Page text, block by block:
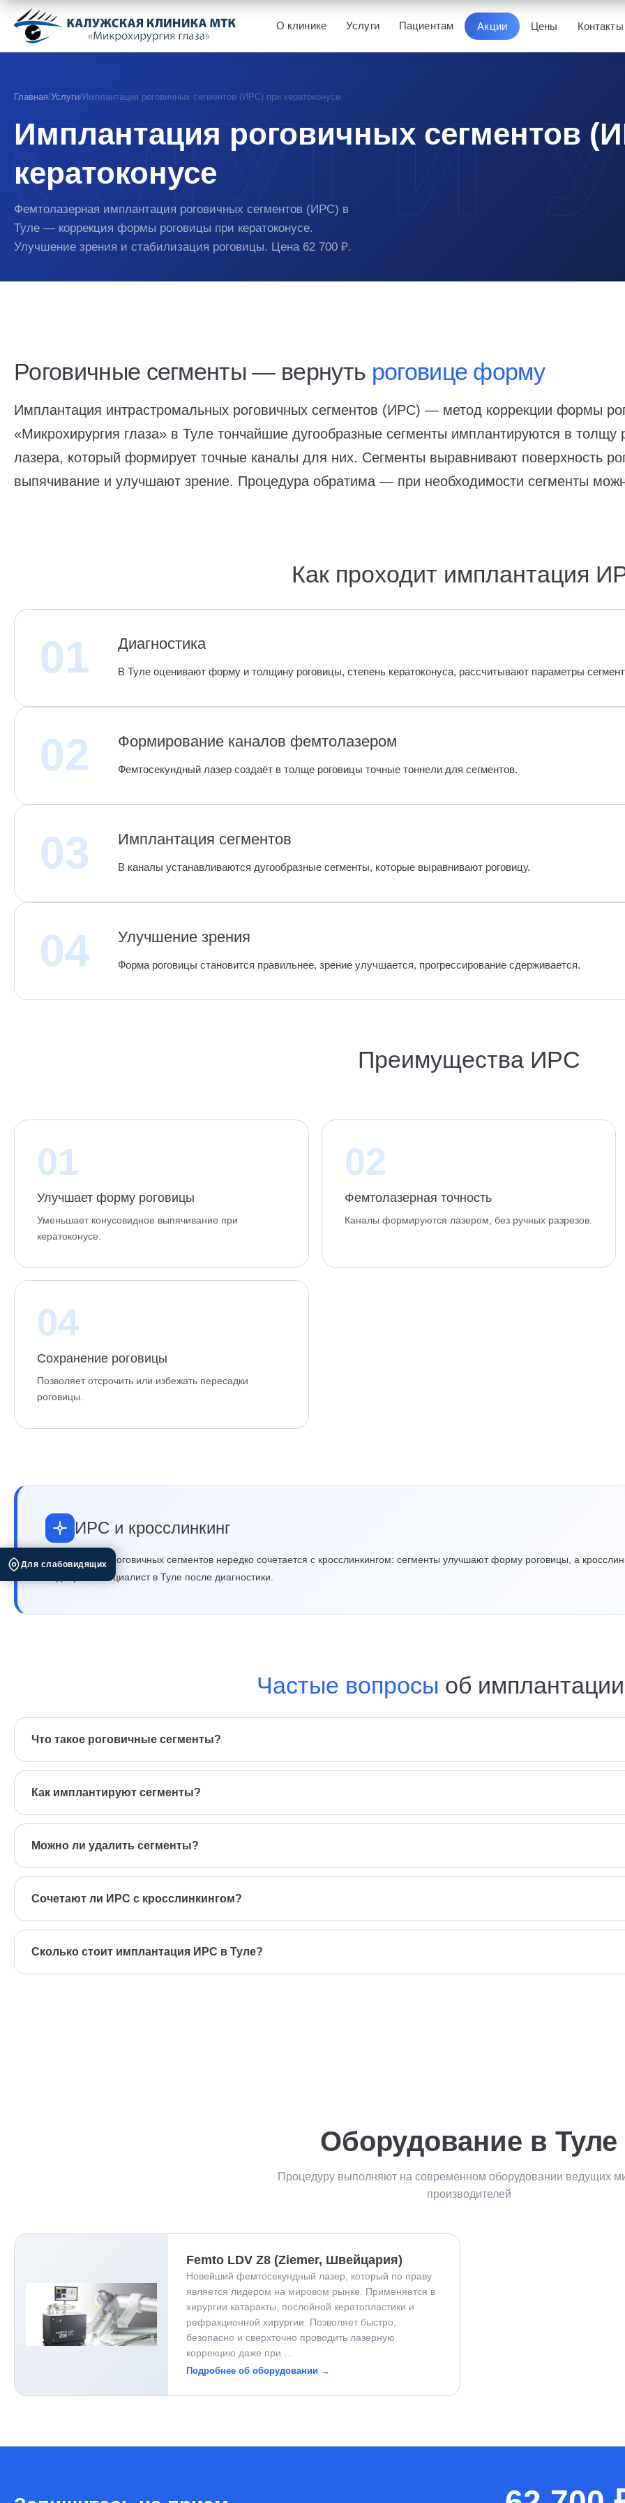
О клинике Услуги Пациентам Акции Цены Контакты
Главная/Услуги/Имплантация роговичных сегментов (ИРС) при кератоконусе
Имплантация роговичных сегментов
кератоконусе
Фемтолазерная имплантация роговичных сегментов (ИРС) в
Туле — коррекция формы роговицы при кератоконусе.
Улучшение зрения и стабилизация роговицы. Цена 62 700 ₽.
Роговичные сегменты — вернуть роговице форму
Имплантация интрастромальных роговичных сегментов (ИРС) — метод коррекции формы
«Микрохирургия глаза» в Туле тончайшие дугообразные сегменты имплантируются в
лазера, который формирует точные каналы для них. Сегменты выравнивают поверхность
выпячивание и улучшают зрение. Процедура обратима — при необходимости сегменты
Как проходит имплантация
01 Диагностика
В Туле оценивают форму и толщину роговицы, степень кератоконуса, рассчитывают параметры
02 Формирование каналов фемтолазером
Фемтосекундный лазер создаёт в толще роговицы точные тоннели для сегментов.
03 Имплантация сегментов
В каналы устанавливаются дугообразные сегменты, которые выравнивают роговицу.
04 Улучшение зрения
Форма роговицы становится правильнее, зрение улучшается, прогрессирование сдерживается.
Преимущества ИРС
01
Улучшает форму роговицы
Уменьшает конусовидное выпячивание при
кератоконусе.
02
Фемтолазерная точность
Каналы формируются лазером, без ручных разрезов.
04
Сохранение роговицы
Позволяет отсрочить или избежать пересадки
роговицы.
ИРС и кросслинкинг
Имплантация роговичных сегментов нередко сочетается с кросслинкингом: сегменты улучшают форму роговицы, а
подбирает специалист в Туле после диагностики.
Частые вопросы об
Что такое роговичные сегменты?
Тончайшие дугообразные имплантаты, которые вставляют в толщу роговицы, чтобы выровнять её форму при кератоконусе.
Как имплантируют сегменты?
Фемтосекундный лазер формирует точные каналы, в них устанавливаются сегменты.
Можно ли удалить сегменты?
Да, методика обратима.
Сочетают ли ИРС с кросслинкингом?
Да, часто — для стабилизации результата.
Сколько стоит имплантация ИРС в Туле?
Оборудование в Туле
Процедуру выполняют на современном оборудовании ведущих
производителей
Femto LDV Z8 (Ziemer, Швейцария)
Новейший фемтосекундный лазер, который по праву
является лидером на мировом рынке. Применяется в
хирургии катаракты, послойной кератопластики и
рефракционной хирургии. Позволяет быстро,
безопасно и сверхточно проводить лазерную
коррекцию даже при …
Подробнее об оборудовании →
Для слабовидящих